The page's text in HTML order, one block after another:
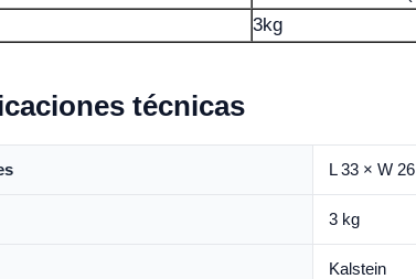
3kg
técnicas
L 33 × W
3 kg
Kalstein